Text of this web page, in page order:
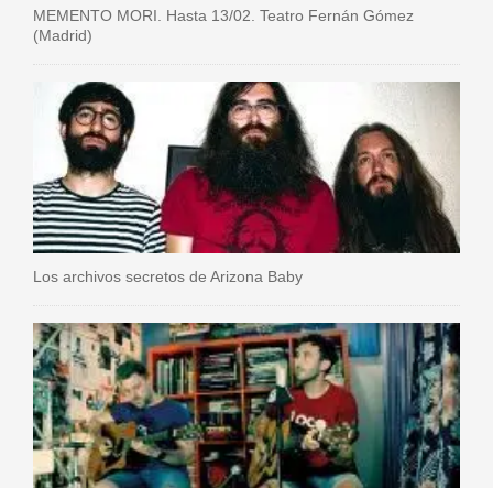
MEMENTO MORI. Hasta 13/02. Teatro Fernán Gómez
(Madrid)
Los archivos secretos de Arizona Baby